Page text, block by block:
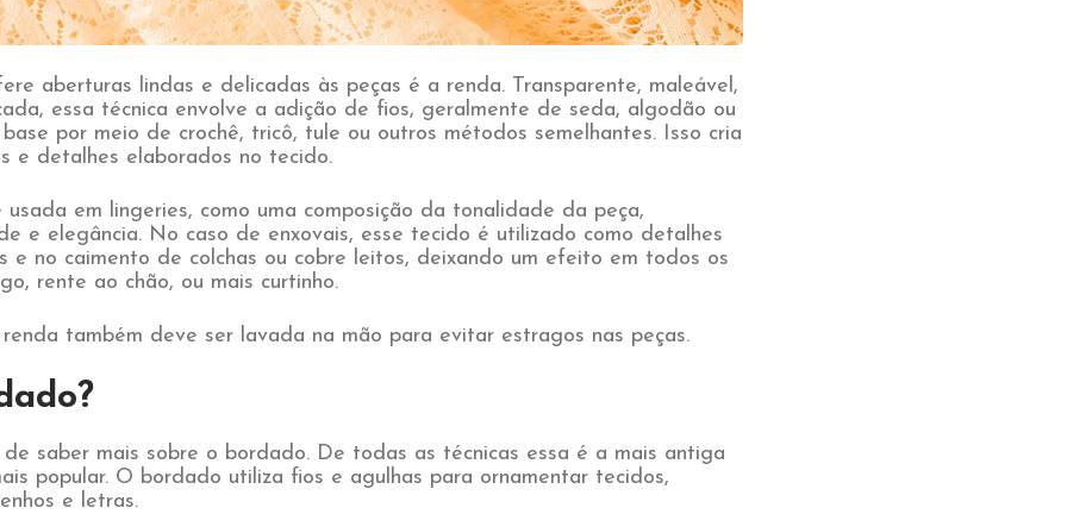
aberturas lindas e delicadas às peças é a renda. Transparente, maleável,
essa técnica envolve a adição de fios, geralmente de seda, algodão ou
por meio de crochê, tricô, tule ou outros métodos semelhantes. Isso cria
e detalhes elaborados no tecido.
em lingeries, como uma composição da tonalidade da peça,
e elegância. No caso de enxovais, esse tecido é utilizado como detalhes
e no caimento de colchas ou cobre leitos, deixando um efeito em todos os
rente ao chão, ou mais curtinho.
também deve ser lavada na mão para evitar estragos nas peças.
saber mais sobre o bordado. De todas as técnicas essa é a mais antiga
popular. O bordado utiliza fios e agulhas para ornamentar tecidos,
e letras.